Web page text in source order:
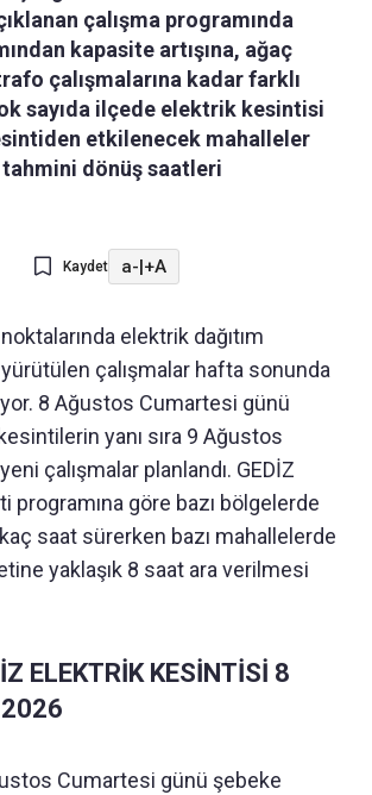
çalışma programında
kapasite artışına, ağaç
çalışmalarına kadar farklı
sayıda ilçede elektrik kesintisi
etkilenecek mahalleler
dönüş saatleri
Kaydet a-|+A
elektrik dağıtım
çalışmalar hafta sonunda
8 Ağustos Cumartesi günü
yanı sıra 9 Ağustos
çalışmalar planlandı. GEDİZ
programına göre bazı bölgelerde
saat sürerken bazı mahallelerde
yaklaşık 8 saat ara verilmesi
ELEKTRİK KESİNTİSİ 8
Cumartesi günü şebeke